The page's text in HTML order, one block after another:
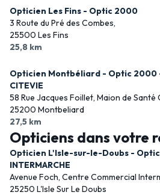
Opticien Les Fins - Optic 2000
3 Route du Pré des Combes,
25500 Les Fins
25,8 km
Opticien Montbéliard - Optic 2000
CITEVIE
58 Rue Jacques Foillet, Maion de Santé
25200 Montbeliard
27,5 km
Opticiens dans votre
Opticien L'Isle-sur-le-Doubs -
INTERMARCHE
Avenue Foch, Centre Commercial
25250 L'Isle Sur Le Doubs